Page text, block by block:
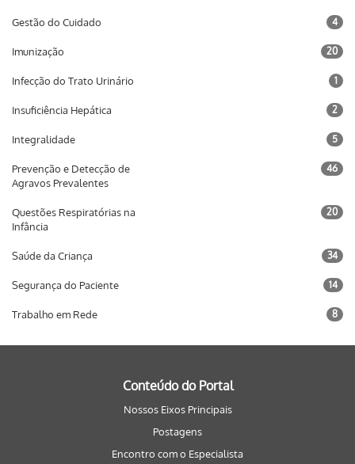
Gestão do Cuidado 4
Imunização 20
Infecção do Trato Urinário 1
Insuficiência Hepática 2
Integralidade 5
Prevenção e Detecção de
Agravos Prevalentes
46
Questões Respiratórias na
Infância
20
Saúde da Criança 34
Segurança do Paciente 14
Trabalho em Rede 8
Conteúdo do Portal
Nossos Eixos Principais
Postagens
Encontro com o Especialista